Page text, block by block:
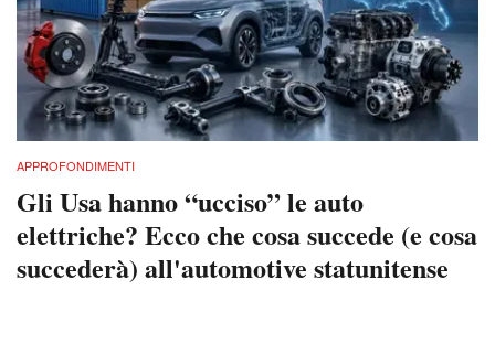
APPROFONDIMENTI
Gli Usa hanno “ucciso” le auto
elettriche? Ecco che cosa succede (e cosa
succederà) all'automotive statunitense